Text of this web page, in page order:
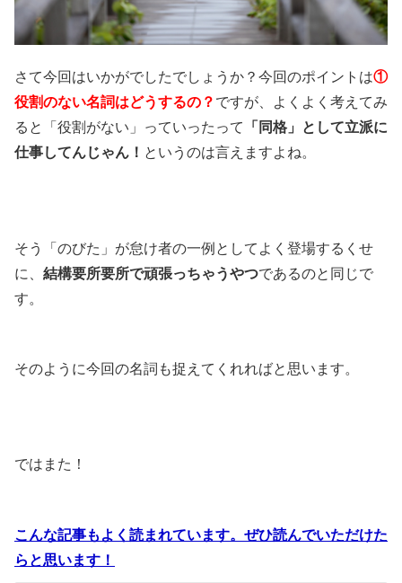
さて今回はいかがでしたでしょうか？今回のポイントは①
役割のない名詞はどうするの？ ですが、よくよく考えてみ
ると「役割がない」っていったって
「同格」として立派に
仕事してんじゃん！ というのは言えますよね。
そう「のびた」が怠け者の一例としてよく登場するくせ
に、 結構要所要所で頑張っちゃうやつであるのと同じで
す。
そのように今回の名詞も捉えてくれればと思います。
ではまた！
こんな記事もよく読まれています。ぜひ読んでいただけた
らと思います！